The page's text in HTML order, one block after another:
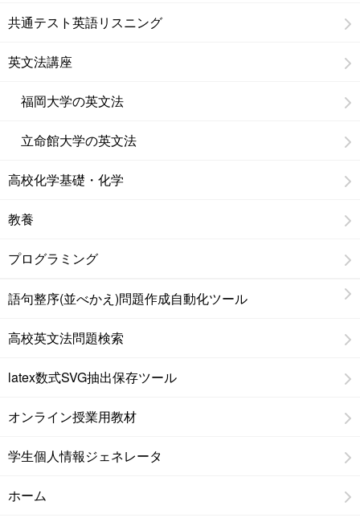
共通テスト英語リスニング
英文法講座
福岡大学の英文法
立命館大学の英文法
高校化学基礎・化学
教養
プログラミング
語句整序(並べかえ)問題作成自動化ツール
高校英文法問題検索
latex数式SVG抽出保存ツール
オンライン授業用教材
学生個人情報ジェネレータ
ホーム